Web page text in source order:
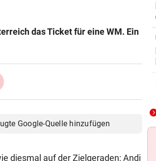
das Ticket für eine WM. Ein
Google-Quelle hinzufügen
diesmal auf der Zielgeraden: Andi